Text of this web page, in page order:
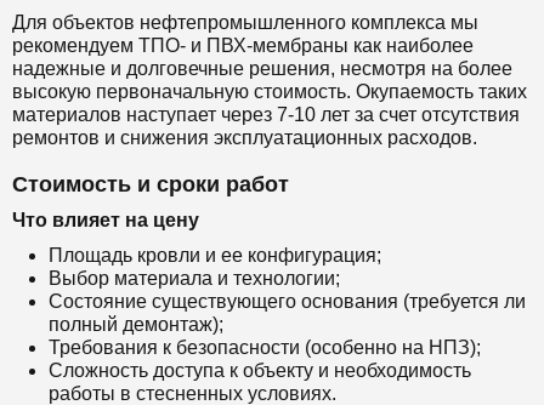
Для объектов нефтепромышленного комплекса мы
рекомендуем ТПО- и ПВХ-мембраны как наиболее
надежные и долговечные решения, несмотря на более
высокую первоначальную стоимость. Окупаемость таких
материалов наступает через 7-10 лет за счет отсутствия
ремонтов и снижения эксплуатационных расходов.
Стоимость и сроки работ
Что влияет на цену
Площадь кровли и ее конфигурация;
Выбор материала и технологии;
Состояние существующего основания (требуется ли
полный демонтаж);
Требования к безопасности (особенно на НПЗ);
Сложность доступа к объекту и необходимость
работы в стесненных условиях.